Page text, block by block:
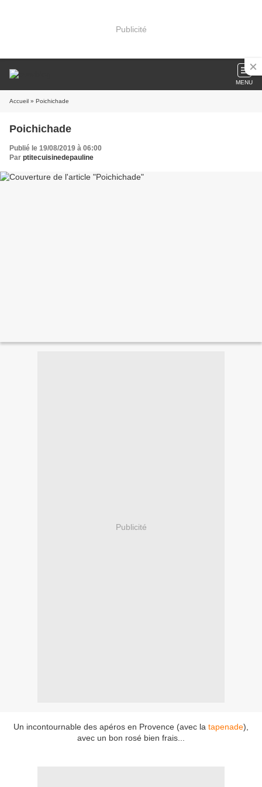
Publicité
MENU
Accueil » Poichichade
Poichichade
Publié le 19/08/2019 à 06:00
Par ptitecuisinedepauline
Publicité
Un incontournable des apéros en Provence (avec la tapenade),
avec un bon rosé bien frais...